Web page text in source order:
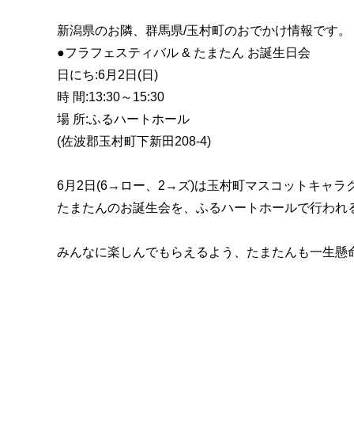
新潟県のお隣、群馬県/玉村町のおでかけ情報です。
●フラフェスティバル & たまたん お誕生日会
日にち:6月2日(日)
時 間:13:30～15:30
場 所:ふるハートホール
(佐波郡玉村町下新田208-4)
6月2日(6→ロー、2→ズ)は玉村町マスコットキャラ
たまたんのお誕生会を、ふるハートホールで行わ
みんなに楽しんでもらえるよう、たまたんも一生懸